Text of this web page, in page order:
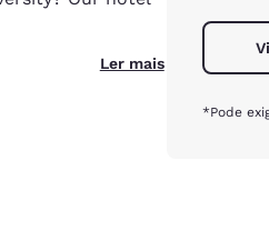
Ler mais
*Pode